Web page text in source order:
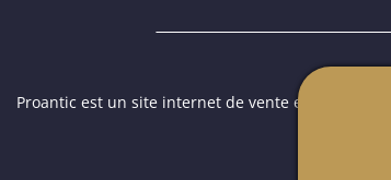
Proantic est un site internet de vente en ligne
des